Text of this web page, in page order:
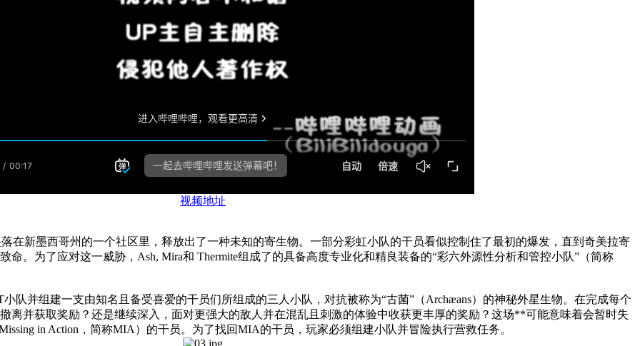
视频地址
在新墨西哥州的一个社区里，释放出了一种未知的寄生物。一部分彩虹小队的干员看似控制住了最初的爆发，直到奇美拉寄
命。为了应对这一威胁，Ash, Mira和 Thermite组成了的具备高度专业化和精良装备的“彩六外源性分析和管控小队”（简称
队并组建一支由知名且备受喜爱的干员们所组成的三人小队，对抗被称为“古菌”（Archæans）的神秘外星生物。在完成每个
离并获取奖励？还是继续深入，面对更强大的敌人并在混乱且刺激的体验中收获更丰厚的奖励？这场**可能意味着会暂时失
in Action，简称MIA）的干员。为了找回MIA的干员，玩家必须组建小队并冒险执行营救任务。